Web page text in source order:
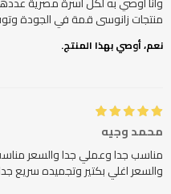
منتجات زانوسى قمة في الجودة
نعم، أوصي بهذا المنتج.
محمد وجيه
مناسب جدا وعملي جدا والسعر
والسعر اغلي بكتير وتجميده سريع